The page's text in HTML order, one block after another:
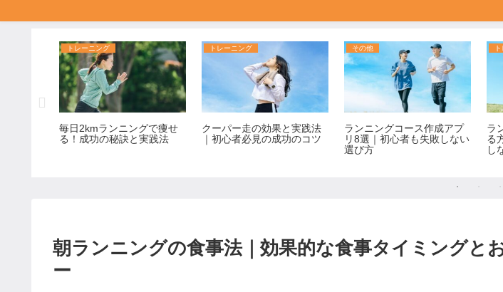
トレーニング
毎日2kmランニングで痩せ
る！成功の秘訣と実践法
トレーニング
クーパー走の効果と実践法
｜初心者必見の成功のコツ
その他
ランニングコース作成アプ
リ8選｜初心者も失敗しない
選び方
ラ
る
し
朝ランニングの食事法｜効果的な食事タイミングと
ー